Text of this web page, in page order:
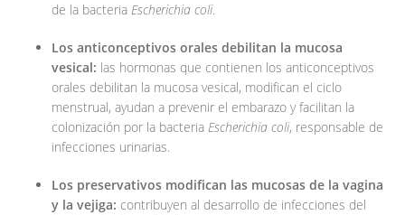
de la bacteria Escherichia coli.
Los anticonceptivos orales debilitan la mucosa
vesical: las hormonas que contienen los anticonceptivos
orales debilitan la mucosa vesical, modifican el ciclo
menstrual, ayudan a prevenir el embarazo y facilitan la
colonización por la bacteria Escherichia coli, responsable de
infecciones urinarias.
Los preservativos modifican las mucosas de la vagina
y la vejiga: contribuyen al desarrollo de infecciones del